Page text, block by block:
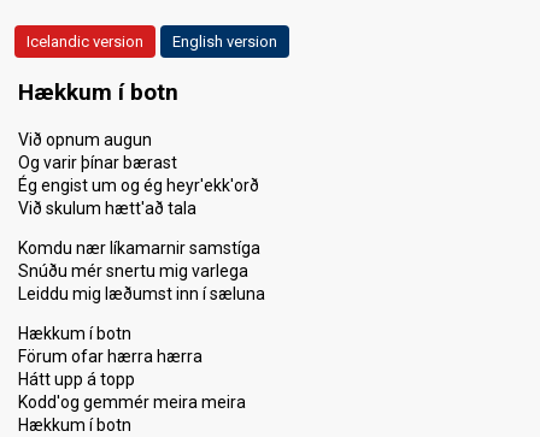
Icelandic version English version
Hækkum í botn
Við opnum augun
Og varir þínar bærast
Ég engist um og ég heyr'ekk'orð
Við skulum hætt'að tala
Komdu nær líkamarnir samstíga
Snúðu mér snertu mig varlega
Leiddu mig læðumst inn í sæluna
Hækkum í botn
Förum ofar hærra hærra
Hátt upp á topp
Kodd'og gemmér meira meira
Hækkum í botn